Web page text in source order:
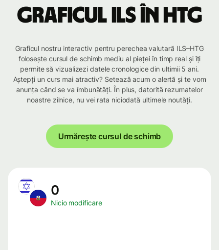
Graficul ILS în HTG
Graficul nostru interactiv pentru perechea valutară ILS–HTG
folosește cursul de schimb mediu al pieței în timp real și îți
permite să vizualizezi datele cronologice din ultimii 5 ani.
Aștepți un curs mai atractiv? Setează acum o alertă și te vom
anunța când se va îmbunătăți. În plus, datorită rezumatelor
noastre zilnice, nu vei rata niciodată ultimele noutăți.
Urmărește cursul de schimb
0
Nicio modificare